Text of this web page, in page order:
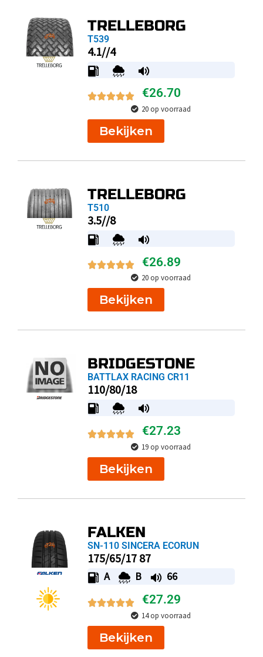
TRELLEBORG
T539
4.1//4
€26.70
20 op voorraad
Bekijken
TRELLEBORG
T510
3.5//8
€26.89
20 op voorraad
Bekijken
BRIDGESTONE
BATTLAX RACING CR11
110/80/18
€27.23
19 op voorraad
Bekijken
FALKEN
SN-110 SINCERA ECORUN
175/65/17 87
A B 66
€27.29
14 op voorraad
Bekijken